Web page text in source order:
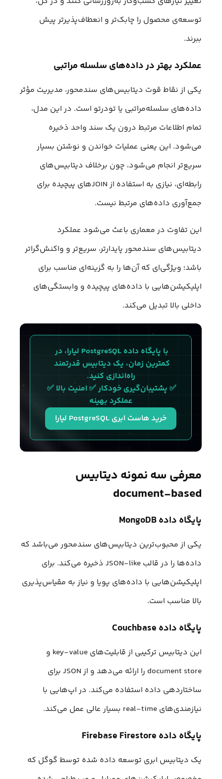
توسعه‌ی محصول را چابک‌تر و انعطاف‌پذیرتر پیش
ببرند.
عملکرد بهتر در داده‌های سلسله مراتبی
یکی از نقاط قوت دیتابیس‌های سندمحور، مدیریت مؤثر
داده‌های سلسله‌مراتبی یا تودرتو است. در این مدل،
تمام اطلاعات مرتبط درون یک سند واحد ذخیره
می‌شود. این یعنی عملیات خواندن و نوشتن بسیار
سریع‌تر انجام می‌شود، چون برخلاف دیتابیس‌های
رابطه‌ای، نیازی به استفاده از JOINهای پیچیده برای
جمع‌آوری داده‌های مرتبط نیست.
این تفاوت در معماری باعث می‌شود عملکرد
دیتابیس‌های سندمحور پایدارتر، سریع‌تر و واکنش‌گرا‌تر
باشد؛ ویژگی‌ای که آن‌ها را به گزینه‌ای مناسب برای
اپلیکیشن‌هایی با داده‌های پیچیده و وابستگی‌های
داخلی بالا تبدیل می‌کند.
با پایگاه داده PostgreSQL لیارا، در
کمترین زمان، یک دیتابیس قدرتمند
راه‌اندازی کنید.
✅ پشتیبان‌گیری خودکار ✅ امنیت بالا ✅
عملکرد بهینه
خرید هاست ابری PostgreSQL لیارا
معرفی سه نمونه دیتابیس
document-based
پایگاه داده MongoDB
یکی از محبوب‌ترین دیتابیس‌های سندمحور می‌باشد که
داده‌ها را در قالب JSON-like ذخیره می‌کند. برای
اپلیکیشن‌هایی با داده‌های پویا و نیاز به مقیاس‌پذیری
بالا مناسب است.
پایگاه داده Couchbase
این دیتابیس ترکیبی از قابلیت‌های key-value و
document store را ارائه می‌دهد و از JSON برای
ساختاردهی داده استفاده می‌کند. در اپ‌هایی با
نیازمندی‌های real-time بسیار عالی عمل می‌کند.
پایگاه داده Firebase Firestore
یک دیتابیس ابری توسعه داده شده توسط گوگل که